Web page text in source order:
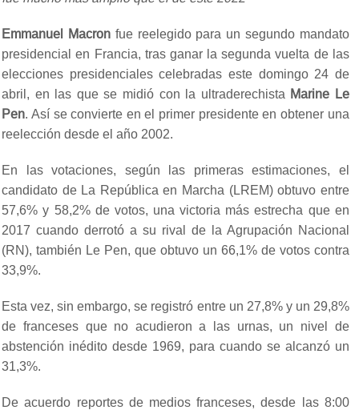
Emmanuel Macron fue reelegido para un segundo mandato
presidencial en Francia, tras ganar la segunda vuelta de las
elecciones presidenciales celebradas este domingo 24 de
abril, en las que se midió con la ultraderechista Marine Le
Pen. Así se convierte en el primer presidente en obtener una
reelección desde el año 2002.
En las votaciones, según las primeras estimaciones, el
candidato de La República en Marcha (LREM) obtuvo entre
57,6% y 58,2% de votos, una victoria más estrecha que en
2017 cuando derrotó a su rival de la Agrupación Nacional
(RN), también Le Pen, que obtuvo un 66,1% de votos contra
33,9%.
Esta vez, sin embargo, se registró entre un 27,8% y un 29,8%
de franceses que no acudieron a las urnas, un nivel de
abstención inédito desde 1969, para cuando se alcanzó un
31,3%.
De acuerdo reportes de medios franceses, desde las 8:00